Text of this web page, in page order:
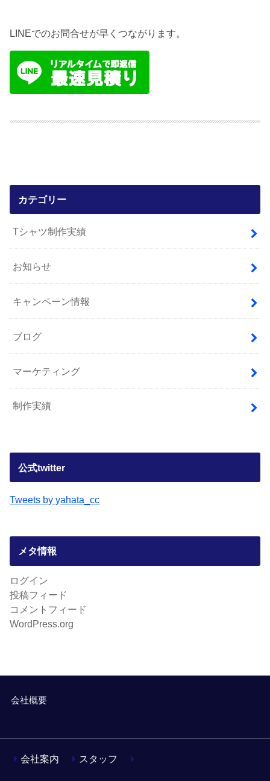
LINEでのお問合せが早くつながります。
カテゴリー
Tシャツ制作実績
お知らせ
キャンペーン情報
ブログ
マーケティング
制作実績
公式twitter
Tweets by yahata_cc
メタ情報
ログイン
投稿フィード
コメントフィード
WordPress.org
会社概要
会社案内 スタッフ